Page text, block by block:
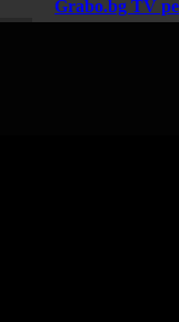
Grabo.bg TV